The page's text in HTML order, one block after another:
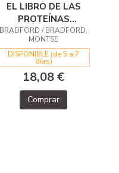
EL LIBRO DE LAS
PROTEÍNAS
VEGETALES
BRADFORD / BRADFORD,
MONTSE
DISPONIBLE (de 5 a 7
días)
18,08 €
Comprar